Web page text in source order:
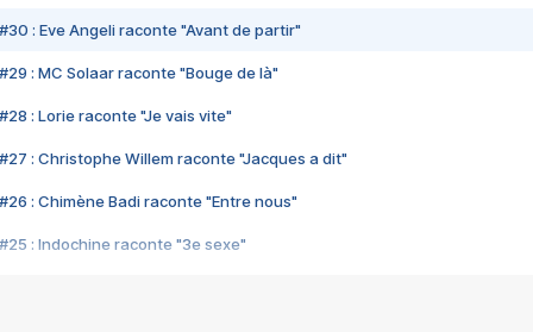
#30 : Eve Angeli raconte "Avant de partir"
#29 : MC Solaar raconte "Bouge de là"
#28 : Lorie raconte "Je vais vite"
#27 : Christophe Willem raconte "Jacques a dit"
#26 : Chimène Badi raconte "Entre nous"
#25 : Indochine raconte "3e sexe"